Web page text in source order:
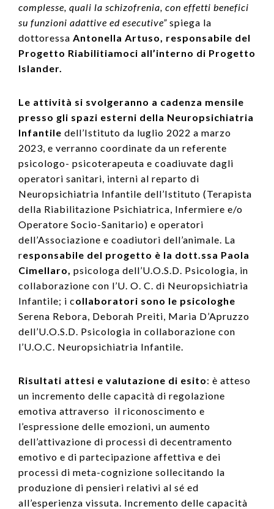
complesse, quali la schizofrenia, con effetti benefici
su funzioni adattive ed esecutive” spiega la
dottoressa Antonella Artuso, responsabile del
Progetto Riabilitiamoci all’interno di Progetto
Islander.
Le attività si svolgeranno a cadenza mensile
presso gli spazi esterni della Neuropsichiatria
Infantile dell’Istituto da luglio 2022 a marzo
2023, e verranno coordinate da un referente
psicologo- psicoterapeuta e coadiuvate dagli
operatori sanitari, interni al reparto di
Neuropsichiatria Infantile dell’Istituto (Terapista
della Riabilitazione Psichiatrica, Infermiere e/o
Operatore Socio-Sanitario) e operatori
dell’Associazione e coadiutori dell’animale. La
responsabile del progetto è la dott.ssa Paola
Cimellaro, psicologa dell’U.O.S.D. Psicologia, in
collaborazione con l’U. O. C. di Neuropsichiatria
Infantile; i collaboratori sono le psicologhe
Serena Rebora, Deborah Preiti, Maria D’Apruzzo
dell’U.O.S.D. Psicologia in collaborazione con
l’U.O.C. Neuropsichiatria Infantile.
Risultati attesi e valutazione di esito: è atteso
un incremento delle capacità di regolazione
emotiva attraverso il riconoscimento e
l’espressione delle emozioni, un aumento
dell’attivazione di processi di decentramento
emotivo e di partecipazione affettiva e dei
processi di meta-cognizione sollecitando la
produzione di pensieri relativi al sé ed
all’esperienza vissuta. Incremento delle capacità